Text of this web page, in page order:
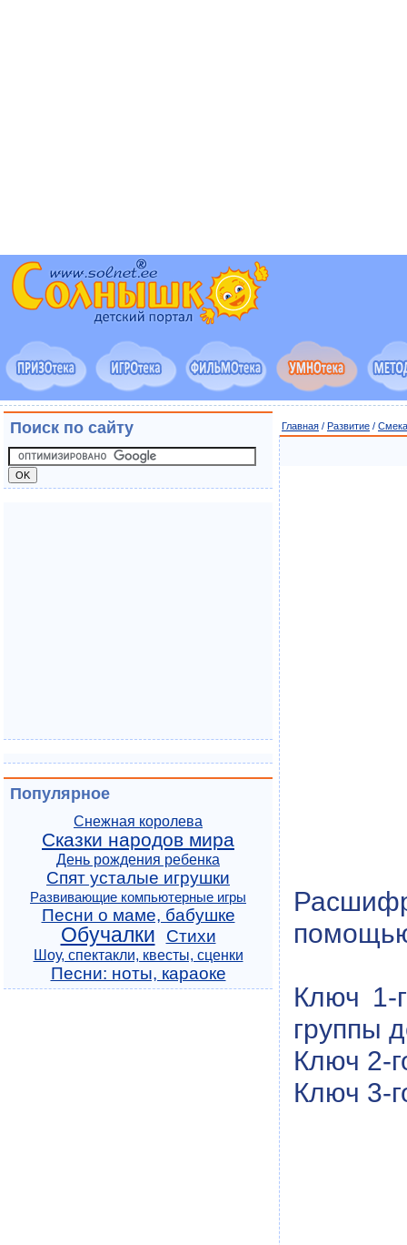
Главная / Развитие /
Ключ 1-
группы
Ключ 2-
Ключ 3-
Поиск по сайту
Популярное
Снежная королева
Сказки народов мира
День рождения ребенка
Спят усталые игрушки
Развивающие компьютерные игры
Песни о маме, бабушке
Обучалки Стихи
Шоу, спектакли, квесты, сценки
Песни: ноты, караоке